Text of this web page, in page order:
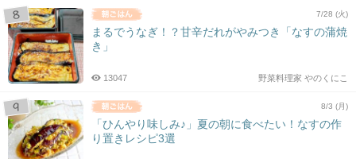
7/28 (火)
まるでうなぎ！？甘辛だれがやみつき「なすの蒲焼
き」
野菜料理家 やのくにこ
13047
8/3 (月)
「ひんやり味しみ♪」夏の朝に食べたい！なすの作
り置きレシピ3選